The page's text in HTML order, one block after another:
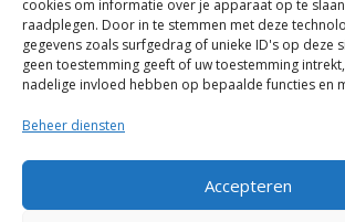
cookies om informatie over je apparaat op te
raadplegen. Door in te stemmen met deze
gegevens zoals surfgedrag of unieke ID's op deze
geen toestemming geeft of uw toestemming
nadelige invloed hebben op bepaalde functies en
Beheer diensten
Accepteren
was.
Met wel het motto van een van zijn
in gedachten:Technology is no substitute
Ervaringen sparen met levensechte
hulpmiddelen en goede begeleiding
competenties! Zonder de gebruikelijke
(hoge) kosten.